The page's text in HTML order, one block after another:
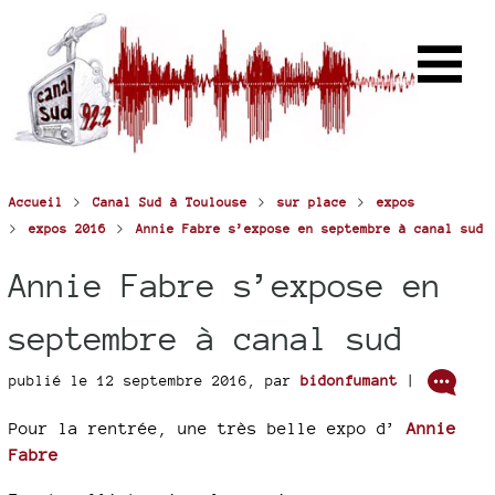
Accueil > Canal Sud à Toulouse > sur place > expos
> expos 2016 > Annie Fabre s’expose en septembre à canal sud
Annie Fabre s’expose en
septembre à canal sud
publié le 12 septembre 2016, par bidonfumant |
Pour la rentrée, une très belle expo d’ Annie
Fabre